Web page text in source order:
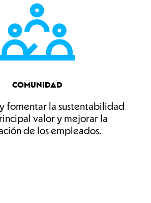
COMUNIDAD
fomentar la sustentabilidad
valor y mejorar la
de los empleados.